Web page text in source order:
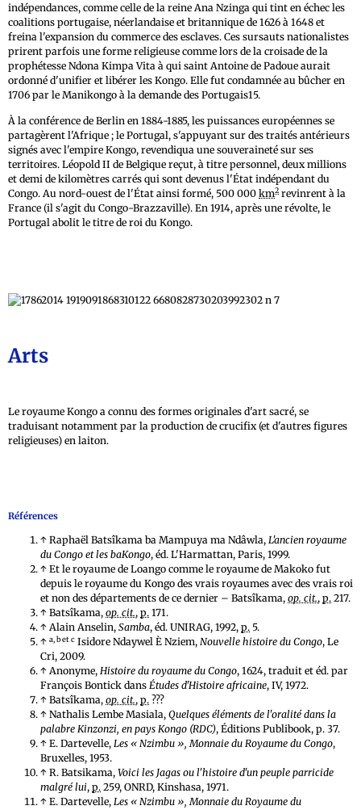
indépendances, comme celle de la reine Ana Nzinga qui tint en échec les
coalitions portugaise, néerlandaise et britannique de 1626 à 1648 et
freina l'expansion du commerce des esclaves. Ces sursauts nationalistes
prirent parfois une forme religieuse comme lors de la croisade de la
prophétesse Ndona Kimpa Vita à qui saint Antoine de Padoue aurait
ordonné d'unifier et libérer les Kongo. Elle fut condamnée au bûcher en
1706 par le Manikongo à la demande des Portugais15.
À la conférence de Berlin en 1884-1885, les puissances européennes se
partagèrent l'Afrique ; le Portugal, s'appuyant sur des traités antérieurs
signés avec l'empire Kongo, revendiqua une souveraineté sur ses
territoires. Léopold II de Belgique reçut, à titre personnel, deux millions
et demi de kilomètres carrés qui sont devenus l'État indépendant du
Congo. Au nord-ouest de l'État ainsi formé, 500 000 km2 revinrent à la
France (il s'agit du Congo-Brazzaville). En 1914, après une révolte, le
Portugal abolit le titre de roi du Kongo.
Arts
Le royaume Kongo a connu des formes originales d'art sacré, se
traduisant notamment par la production de crucifix (et d'autres figures
religieuses) en laiton.
Références
↑ Raphaël Batsîkama ba Mampuya ma Ndâwla, L'ancien royaume
du Congo et les baKongo, éd. L'Harmattan, Paris, 1999.
↑ Et le royaume de Loango comme le royaume de Makoko fut
depuis le royaume du Kongo des vrais royaumes avec des vrais roi
et non des départements de ce dernier – Batsîkama, op. cit., p. 217.
↑ Batsîkama, op. cit., p. 171.
↑ Alain Anselin, Samba, éd. UNIRAG, 1992, p. 5.
↑ a, b et c Isidore Ndaywel È Nziem, Nouvelle histoire du Congo, Le
Cri, 2009.
↑ Anonyme, Histoire du royaume du Congo, 1624, traduit et éd. par
François Bontick dans Études d'Histoire africaine, IV, 1972.
↑ Batsîkama, op. cit., p. ???
↑ Nathalis Lembe Masiala, Quelques éléments de l'oralité dans la
palabre Kinzonzi, en pays Kongo (RDC), Éditions Publibook, p. 37.
↑ E. Dartevelle, Les « Nzimbu », Monnaie du Royaume du Congo,
Bruxelles, 1953.
↑ R. Batsikama, Voici les Jagas ou l'histoire d'un peuple parricide
malgré lui, p. 259, ONRD, Kinshasa, 1971.
↑ E. Dartevelle, Les « Nzimbu », Monnaie du Royaume du